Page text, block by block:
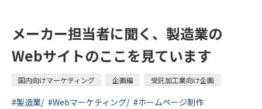
メーカー担当者に聞く、製造業の
Webサイトのここを見ています
国内向けマーケティング 企画編 受託加工業向け企画
#製造業 #Webマーケティング #ホームページ制作